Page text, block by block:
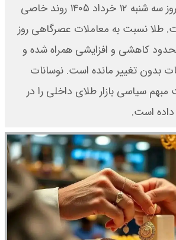
قیمت طلا و سکه امروز سه شنبه ۱۲ خرداد ۱۴۰۵ روند خاصی
طلا نسبت به معاملات عصرگاهی روز
کاهشی و افزایشی همراه شده و
بدون تغییر مانده است. نوسانات
سیاسی بازار طلای داخلی را در
داده است.